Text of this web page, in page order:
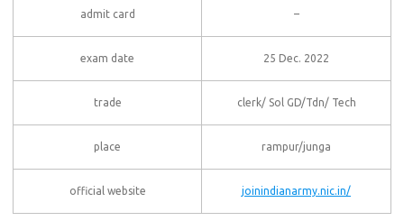
admit card –
exam date 25 Dec. 2022
trade clerk/ Sol GD/Tdn/ Tech
place rampur/junga
official website joinindianarmy.nic.in/